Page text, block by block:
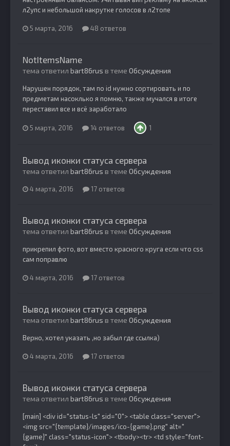
л2упс и небольшой накрутке голосов в л2топе
5 марта, 2016 48 ответов
NotItemsName
тема ответил bart86rus в теме Обсуждения
Нарушен порядок, там по id нужно сортировать и по
предметам насоклько я помню, также мучался в итоге
переставил все и всё заработало
5 марта, 2016 14 ответов 1
Вывод иконки статуса сервера
тема ответил bart86rus в теме Обсуждения
4 марта, 2016 17 ответов
Вывод иконки статуса сервера
тема ответил bart86rus в теме Обсуждения
прикрепил фото, вот вместо красного круга если что css
сам поправлю
4 марта, 2016 17 ответов
Вывод иконки статуса сервера
тема ответил bart86rus в теме Обсуждения
Верно, хотел указать ,но забыл где ссылка)
4 марта, 2016 17 ответов
Вывод иконки статуса сервера
тема ответил bart86rus в теме Обсуждения
[main] <div id="status-ls" sid="0"> <table class="server">
<img src="{template}/images/ico-{game}.png" alt="
{game}" class="status-icon"> <tbody><tr> <td style="font-